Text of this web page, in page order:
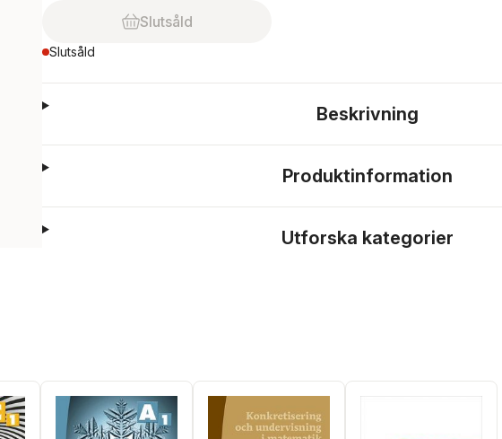
Slutsåld
Slutsåld
Beskrivning
Produktinformation
Utforska kategorier